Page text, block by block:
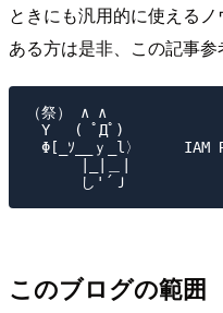
ときにも汎用的に使える
ある方は是非、この記事参
（祭） ∧ ∧
Y　 ( ﾟДﾟ)
Φ[_ｿ__ｙ_l〉     IAM
このブログの範囲